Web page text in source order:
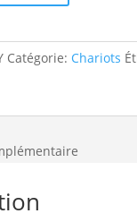
Catégorie: Chariots